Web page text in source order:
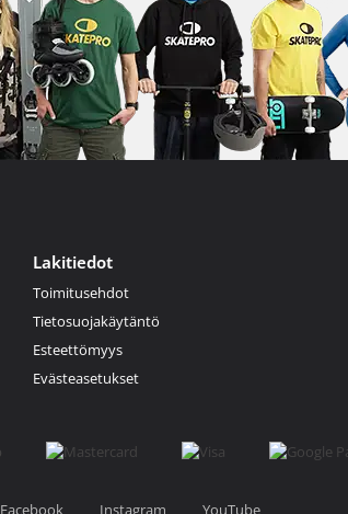
Lakitiedot
Toimitusehdot
Tietosuojakäytäntö
Esteettömyys
Evästeasetukset
Facebook Instagram YouTube